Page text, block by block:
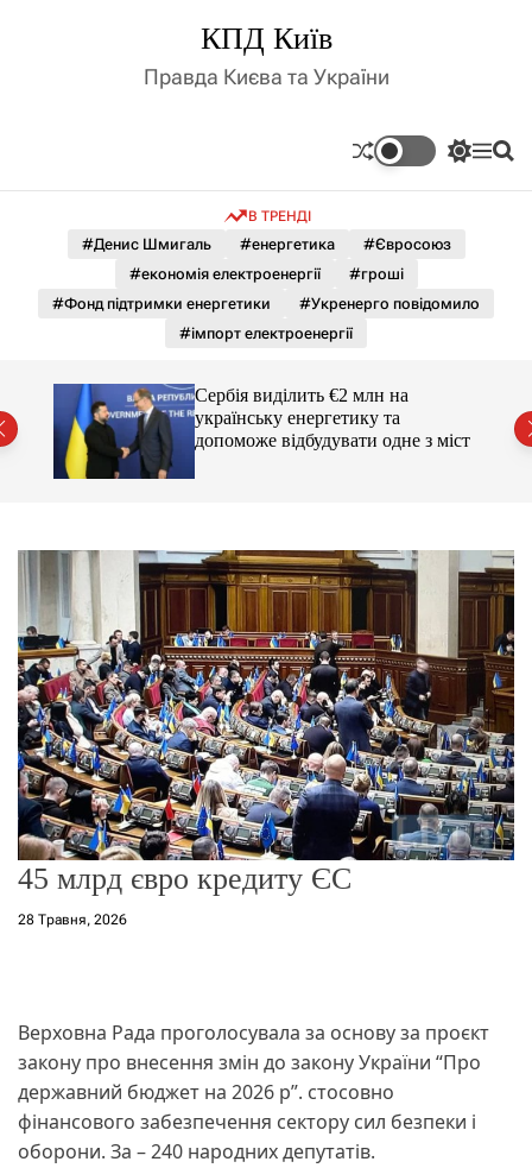
д
КПД Київ
Правда Києва та України
П
м
а
р
м
у
М П
В ТРЕНДІ
#Денис Шмигаль #енергетика
#Євросоюз
#економія електроенергії
#гроші
#Фонд підтримки енергетики
#Укренерго повідомило
#імпорт електроенергії
Сербія виділить €2 млн на
українську енергетику та
допоможе відбудувати одне з міст
45 млрд євро кредиту ЄС
28 Травня, 2026
Верховна Рада проголосувала за основу за проєкт
закону про внесення змін до закону України “Про
державний бюджет на 2026 р”. стосовно
фінансового забезпечення сектору сил безпеки і
оборони. За – 240 народних депутатів.